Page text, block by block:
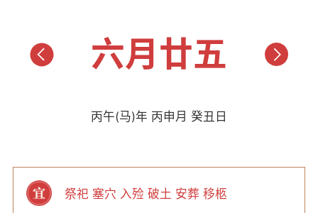
六月廿五
丙午(马)年 丙申月 癸丑日
祭祀 塞穴 入殓 破土 安葬 移柩